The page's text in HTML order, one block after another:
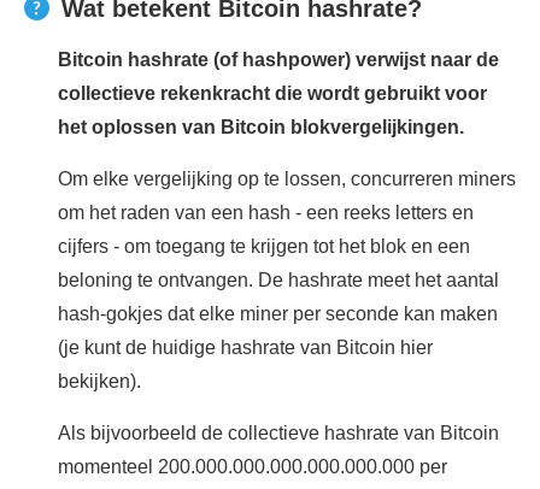
Wat betekent Bitcoin hashrate?
Bitcoin hashrate (of hashpower) verwijst naar de
collectieve rekenkracht die wordt gebruikt voor
het oplossen van Bitcoin blokvergelijkingen.
Om elke vergelijking op te lossen, concurreren miners
om het raden van een hash - een reeks letters en
cijfers - om toegang te krijgen tot het blok en een
beloning te ontvangen. De hashrate meet het aantal
hash-gokjes dat elke miner per seconde kan maken
(je kunt de huidige hashrate van Bitcoin hier
bekijken).
Als bijvoorbeeld de collectieve hashrate van Bitcoin
momenteel 200.000.000.000.000.000.000 per